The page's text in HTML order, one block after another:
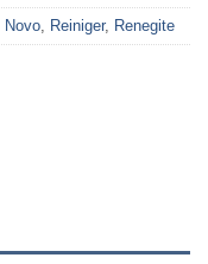
Novo, Reiniger, Renegite